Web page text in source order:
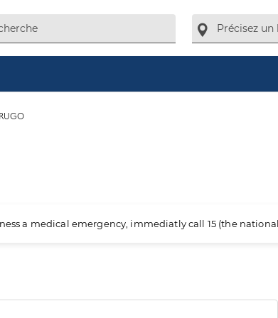
a medical emergency, immediatly call 15 (the